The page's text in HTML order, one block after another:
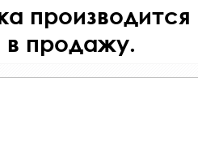
в продажу.